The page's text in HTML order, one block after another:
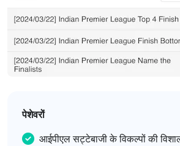
पेशेवरों
आईपीएल सट्टेबाजी के विकल्पों की